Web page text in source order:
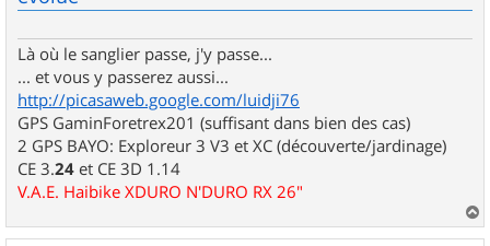
e
Là où le sanglier passe, j'y passe...
... et vous y passerez aussi...
http://picasaweb.google.com/luidji76
GPS GaminForetrex201 (suffisant dans bien des cas)
2 GPS BAYO: Exploreur 3 V3 et XC (découverte/jardinage)
CE 3.24 et CE 3D 1.14
V.A.E. Haibike XDURO N'DURO RX 26"
a